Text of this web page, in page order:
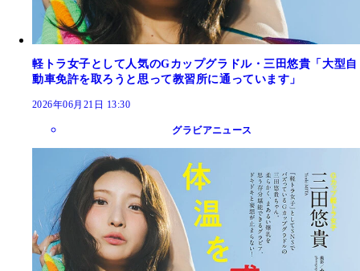
軽トラ女子として人気のGカップグラドル・三田悠貴「大型自
動車免許を取ろうと思って教習所に通っています」
2026年06月21日 13:30
グラビアニュース